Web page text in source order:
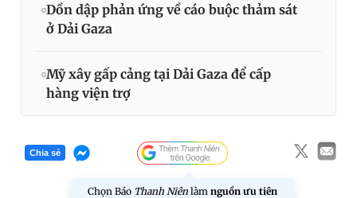
Dồn dập phản ứng về cáo buộc thảm sát
ở Dải Gaza
Mỹ xây gấp cảng tại Dải Gaza để cấp
hàng viện trợ
Chia sẻ
Chọn Báo Thanh Niên làm nguồn ưu tiên